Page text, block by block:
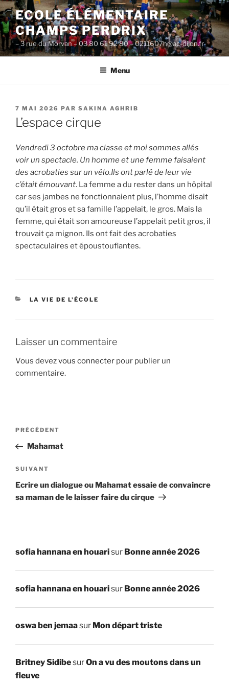
Aller
au
contenu
principal
ECOLE ÉLÉMENTAIRE
CHAMPS PERDRIX
– 3 rue du Morvan – 03 80 61 92 80 – 0211607h@ac-dijon.fr-
Menu
PUBLIÉ
LE
7 MAI 2026 PAR SAKINA AGHRIB
L’espace cirque
Vendredi 3 octobre ma classe et moi sommes allés
voir un spectacle. Un homme et une femme faisaient
des acrobaties sur un vélo.Ils ont parlé de leur vie
c’était émouvant. La femme a du rester dans un hôpital
car ses jambes ne fonctionnaient plus, l’homme disait
qu’il était gros et sa famille l’appelait, le gros. Mais la
femme, qui était son amoureuse l’appelait petit gros, il
trouvait ça mignon. Ils ont fait des acrobaties
spectaculaires et époustouflantes.
CATÉGORIES
LA VIE DE L'ÉCOLE
Laisser un commentaire
Vous devezvous connecter pour publier un
commentaire.
Navigation
l’article
Article
précédent
PRÉCÉDENT
Mahamat
Article
suivant
SUIVANT
Ecrire un dialogue ou Mahamat essaie de convaincre
sa maman de le laisser faire du cirque
sofia hannana en houarisur Bonne année 2026
sofia hannana en houarisur Bonne année 2026
oswa ben jemaasur Mon départ triste
Britney SidibesurOn a vu des moutons dans un
fleuve